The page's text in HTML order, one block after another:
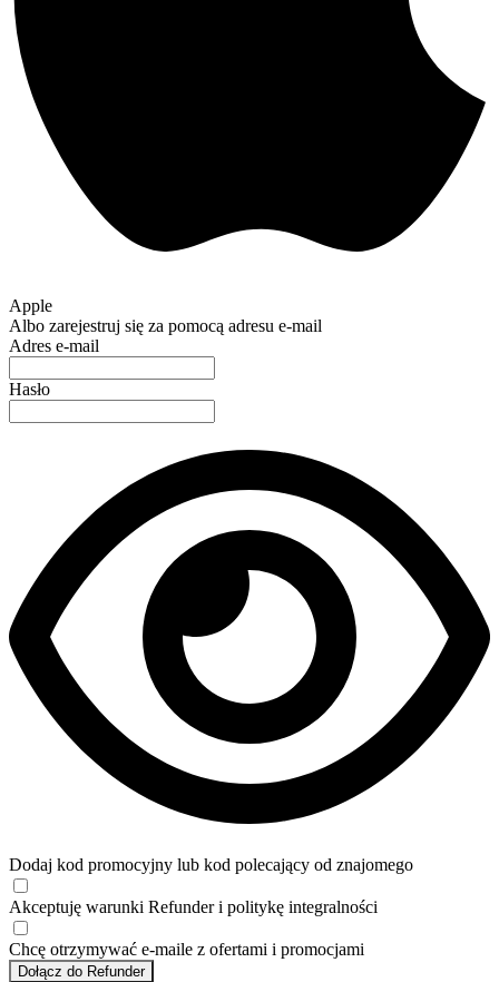
Apple
Albo zarejestruj się za pomocą adresu e-mail
Adres e-mail
Hasło
Dodaj kod promocyjny lub kod polecający od znajomego
Akceptuję warunki Refunder i politykę integralności
Chcę otrzymywać e-maile z ofertami i promocjami
Dołącz do Refunder